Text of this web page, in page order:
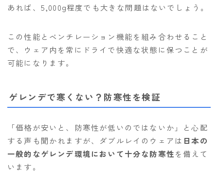
あれば、5,000g程度でも大きな問題はないでしょう。
この性能とベンチレーション機能を組み合わせること
で、ウェア内を常にドライで快適な状態に保つことが
可能になります。
ゲレンデで寒くない？防寒性を検証
「価格が安いと、防寒性が低いのではないか」と心配
する声も聞かれますが、ダブルレイのウェアは 日本の
一般的なゲレンデ環境において十分な防寒性を備えて
います。